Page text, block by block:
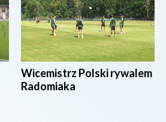
Wicemistrz Polski rywalem
Radomiaka